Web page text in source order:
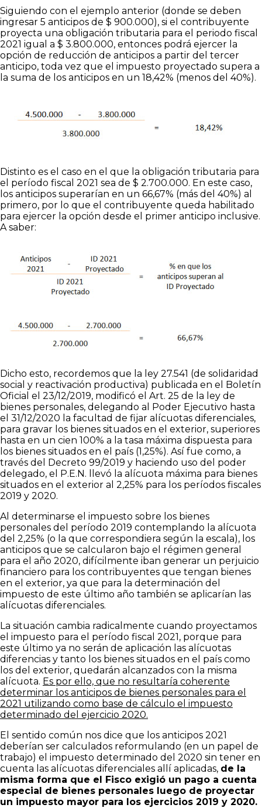
Siguiendo con el ejemplo anterior (donde se deben
ingresar 5 anticipos de $ 900.000), si el contribuyente
proyecta una obligación tributaria para el periodo fiscal
2021 igual a $ 3.800.000, entonces podrá ejercer la
opción de reducción de anticipos a partir del tercer
anticipo, toda vez que el impuesto proyectado supera a
la suma de los anticipos en un 18,42% (menos del 40%).
Distinto es el caso en el que la obligación tributaria para
el período fiscal 2021 sea de $ 2.700.000. En este caso,
los anticipos superarían en un 66,67% (más del 40%) al
primero, por lo que el contribuyente queda habilitado
para ejercer la opción desde el primer anticipo inclusive.
A saber:
Dicho esto, recordemos que la ley 27.541 (de solidaridad
social y reactivación productiva) publicada en el Boletín
Oficial el 23/12/2019, modificó el Art. 25 de la ley de
bienes personales, delegando al Poder Ejecutivo hasta
el 31/12/2020 la facultad de fijar alícuotas diferenciales,
para gravar los bienes situados en el exterior, superiores
hasta en un cien 100% a la tasa máxima dispuesta para
los bienes situados en el país (1,25%). Así fue como, a
través del Decreto 99/2019 y haciendo uso del poder
delegado, el P.E.N. llevó la alícuota máxima para bienes
situados en el exterior al 2,25% para los períodos fiscales
2019 y 2020.
Al determinarse el impuesto sobre los bienes
personales del período 2019 contemplando la alícuota
del 2,25% (o la que correspondiera según la escala), los
anticipos que se calcularon bajo el régimen general
para el año 2020, difícilmente iban generar un perjuicio
financiero para los contribuyentes que tengan bienes
en el exterior, ya que para la determinación del
impuesto de este último año también se aplicarían las
alícuotas diferenciales.
La situación cambia radicalmente cuando proyectamos
el impuesto para el período fiscal 2021, porque para
este último ya no serán de aplicación las alícuotas
diferencias y tanto los bienes situados en el país como
los del exterior, quedarán alcanzados con la misma
alícuota. Es por ello, que no resultaría coherente
determinar los anticipos de bienes personales para el
2021 utilizando como base de cálculo el impuesto
determinado del ejercicio 2020.
El sentido común nos dice que los anticipos 2021
deberían ser calculados reformulando (en un papel de
trabajo) el impuesto determinado del 2020 sin tener en
cuenta las alícuotas diferenciales allí aplicadas, de la
misma forma que el Fisco exigió un pago a cuenta
especial de bienes personales luego de proyectar
un impuesto mayor para los ejercicios 2019 y 2020.